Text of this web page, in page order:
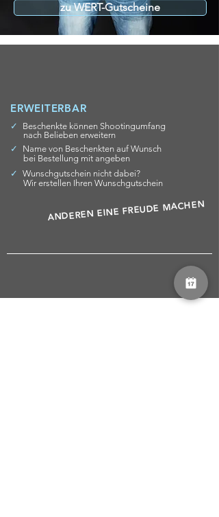
zu WERT-Gutscheine
ERWEITERBAR
✓
Beschenkte können Shootingumfang
nach Belieben erweitern
✓
Name von Beschenkten auf Wunsch
bei Bestellung mit angeben
✓
Wunschgutschein nicht dabei?
Wir erstellen Ihren Wunschgutschein
ANDEREN EINE FREUDE MACHEN